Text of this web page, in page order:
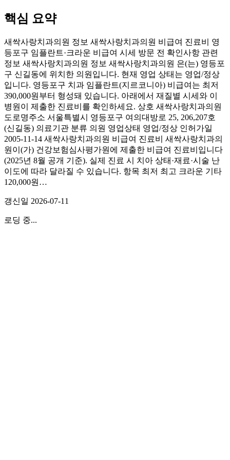
핵심 요약
새싹사랑치과의원 정보 새싹사랑치과의원 비급여 진료비 영
등포구 임플란트·크라운 비급여 시세 방문 전 확인사항 관련
정보 새싹사랑치과의원 정보 새싹사랑치과의원 은(는) 영등포
구 신길동에 위치한 의원입니다. 현재 영업 상태는 영업/정상
입니다. 영등포구 치과 임플란트(지르코니아) 비급여는 최저
390,000원부터 형성돼 있습니다. 아래에서 재질별 시세와 이
병원이 제출한 진료비를 확인하세요. 상호 새싹사랑치과의원
도로명주소 서울특별시 영등포구 여의대방로 25, 206,207호
(신길동) 의료기관 분류 의원 영업상태 영업/정상 인허가일
2005-11-14 새싹사랑치과의원 비급여 진료비 새싹사랑치과의
원이(가) 건강보험심사평가원에 제출한 비급여 진료비입니다
(2025년 8월 공개 기준). 실제 진료 시 치아 상태·재료·시술 난
이도에 따라 달라질 수 있습니다. 항목 최저 최고 크라운 기타
120,000원…
갱신일 2026-07-11
로딩 중...